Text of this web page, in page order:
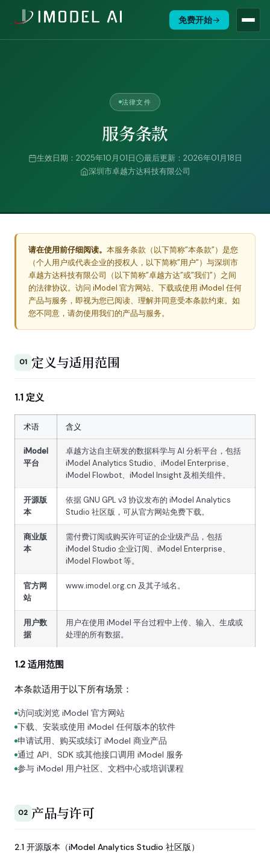
免费开始→
法律文件
服务条款
生效日期：2025年10月01日
最后更新：2026年01月18日
深圳市卓越方达科技有限公司
请在使用前仔细阅读。 本服务条款（以下简称”本条款”）是您
（个人用户或代表企业的授权人，以下简称”用户”）与深圳市
卓越方达科技有限公司（以下简称”卓越方达”或”我们”）之间
的法律协议。访问 iModel 官方网站、下载或使用 iModel 任何
产品与服务，即视为您已阅读、理解并同意受本条款约束。如
您不同意，请勿使用我们的产品与服务。
01 定义与适用范围
1.1 定义
术语 含义
iModel
平台
卓越方达自主研发的数据科学与 AI 分析平台，包括
iModel Analytics Studio、iModel Enterprise、
iModel Flowbot、iModel Insight 及相关组件。
开源版
本
依据 GNU GPL v3 协议发布的 iModel Analytics
Studio 社区版，可从官方网站免费下载。
商业版
本
需付费订阅或购买许可证的企业级产品，包括
iModel Studio 企业订阅、iModel Enterprise、
iModel Flowbot 等。
官方网
站
www.imodel.org.cn 及其子域名。
用户数
据
用户在使用 iModel 平台过程中上传、输入、生成或
处理的所有数据。
1.2 适用范围
本条款适用于以下所有场景：
访问或浏览 iModel 官方网站
下载、安装或使用 iModel 任何版本的软件
申请试用、购买或续订 iModel 商业产品
通过 API、SDK 或其他接口调用 iModel 服务
参与 iModel 用户社区、文档中心或培训课程
02 产品与许可
2.1 开源版本（iModel Analytics Studio 社区版）